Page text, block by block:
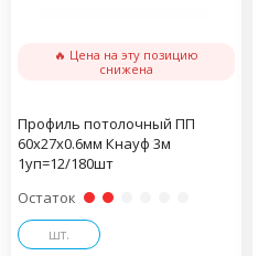
🔥 Цена на эту позицию
снижена
Профиль потолочный ПП
60х27х0.6мм Кнауф 3м
1уп=12/180шт
Остаток
шт.